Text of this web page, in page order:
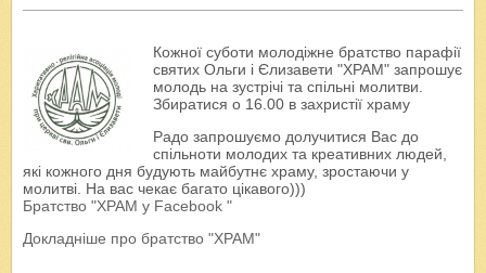
Кожної суботи молодіжне братство парафії
святих Ольги і Єлизавети "ХРАМ" запрошує
молодь на зустрічі та спільні молитви.
Збиратися о 16.00 в захристії храму
Радо запрошуємо долучитися Вас до
спільноти молодих та креативних людей,
які кожного дня будують майбутнє храму, зростаючи у
молитві. На вас чекає багато цікавого)))
Братство "ХРАМ у Facebook "
Докладніше про братство "ХРАМ"